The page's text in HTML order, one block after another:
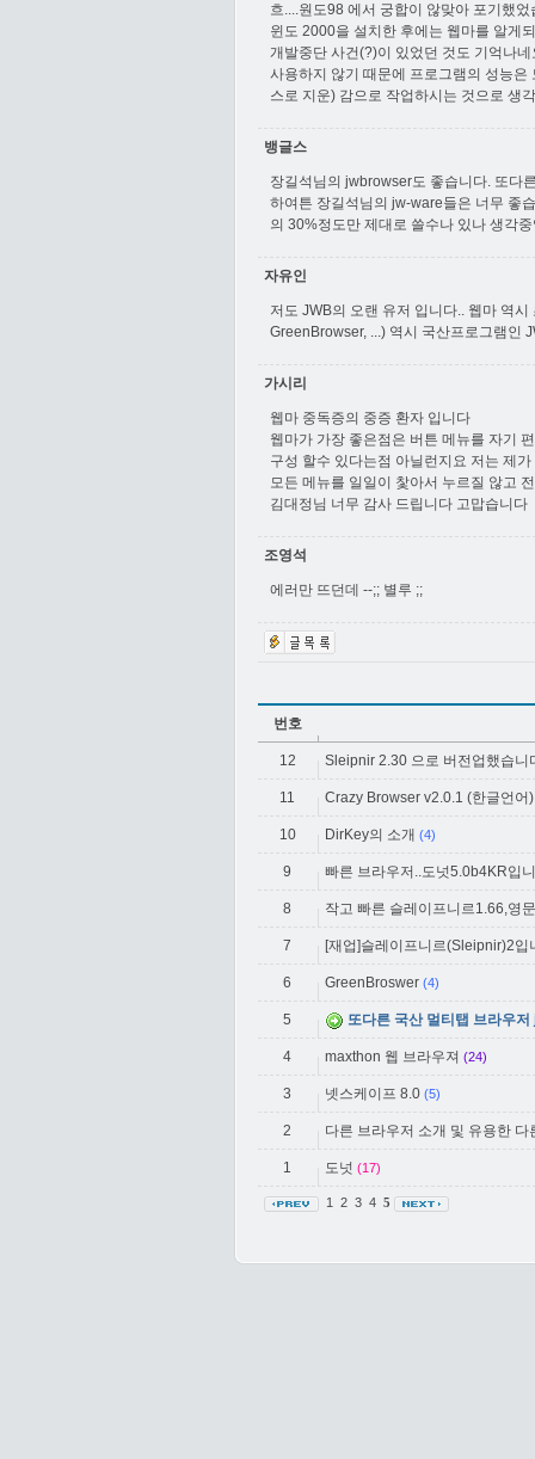
흐....원도98 에서 궁합이 않맞아 포기했었
윈도 2000을 설치한 후에는 웹마를 알게
개발중단 사건(?)이 있었던 것도 기억나네
사용하지 않기 때문에 프로그램의 성능
스로 지운) 감으로 작업하시는 것으로 생
뱅글스
장길석님의 jwbrowser도 좋습니다. 또다
하여튼 장길석님의 jw-ware들은 너무 좋
의 30%정도만 제대로 쓸수나 있나 생각
자유인
저도 JWB의 오랜 유저 입니다.. 웹마 역
GreenBrowser, ...) 역시 국산프로그램인
가시리
웹마 중독증의 중증 환자 입니다
웹마가 가장 좋은점은 버튼 메뉴를 자기
구성 할수 있다는점 아닐런지요 저는 제
모든 메뉴를 일일이 찿아서 누르질 않고
김대정님 너무 감사 드립니다 고맙습니다
조영석
에러만 뜨던데 --;; 별루 ;;
번호
12 Sleipnir 2.30 으로 버전업했습니
11 Crazy Browser v2.0.1 (한글언어)
10 DirKey의 소개 (4)
9 빠른 브라우저..도넛5.0b4KR입
8 작고 빠른 슬레이프니르1.66,영
7 [재업]슬레이프니르(Sleipnir)2입
6 GreenBroswer (4)
5 또다른 국산 멀티탭 브라우
4 maxthon 웹 브라우져 (24)
3 넷스케이프 8.0 (5)
2 다른 브라우저 소개 및 유용한
1 도넛 (17)
1 2 3 4 5